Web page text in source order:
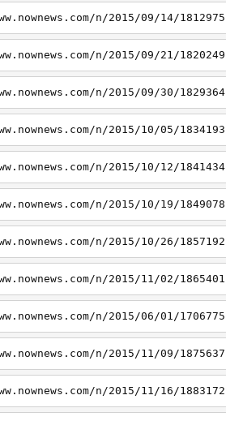
n/2015/09/14/1812975
n/2015/09/21/1820249
n/2015/09/30/1829364
n/2015/10/05/1834193
n/2015/10/12/1841434
n/2015/10/19/1849078
n/2015/10/26/1857192
n/2015/11/02/1865401
n/2015/06/01/1706775
n/2015/11/09/1875637
n/2015/11/16/1883172